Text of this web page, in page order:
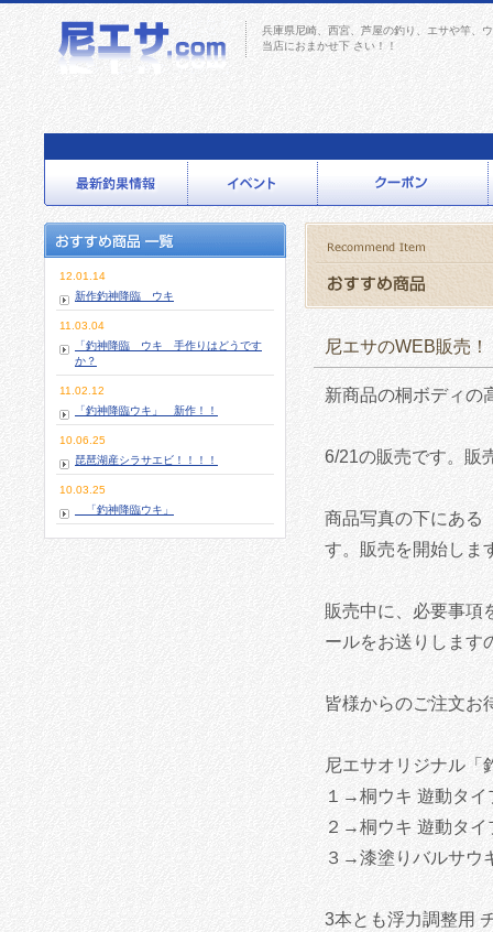
兵庫県尼崎、西宮、芦屋の釣り、エサや竿、
当店におまかせ下 さい！！
12.01.14
新作釣神降臨 ウキ
11.03.04
「釣神降臨 ウキ 手作りはどうです
か？
11.02.12
「釣神降臨ウキ」 新作！！
10.06.25
琵琶湖産シラサエビ！！！！
10.03.25
「釣神降臨ウキ」
尼エサのWEB販売
新商品の桐ボディの
6/21の販売です。販
商品写真の下にある
す。販売を開始しま
販売中に、必要事項
ールをお送りします
皆様からのご注文お
尼エサオリジナル「
１→桐ウキ 遊動タイ
２→桐ウキ 遊動タイ
３→漆塗りバルサウ
3本とも浮力調整用